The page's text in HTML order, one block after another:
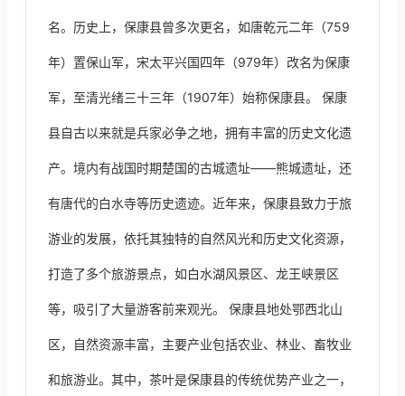
名。历史上，保康县曾多次更名，如唐乾元二年（759
年）置保山军，宋太平兴国四年（979年）改名为保康
军，至清光绪三十三年（1907年）始称保康县。 保康
县自古以来就是兵家必争之地，拥有丰富的历史文化遗
产。境内有战国时期楚国的古城遗址——熊城遗址，还
有唐代的白水寺等历史遗迹。近年来，保康县致力于旅
游业的发展，依托其独特的自然风光和历史文化资源，
打造了多个旅游景点，如白水湖风景区、龙王峡景区
等，吸引了大量游客前来观光。 保康县地处鄂西北山
区，自然资源丰富，主要产业包括农业、林业、畜牧业
和旅游业。其中，茶叶是保康县的传统优势产业之一，